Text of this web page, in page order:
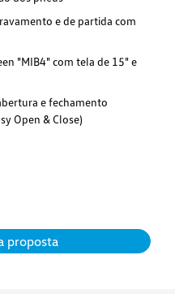
e de partida com
"MIB4" com tela de 15" e
e fechamento
Open & Close)
proposta